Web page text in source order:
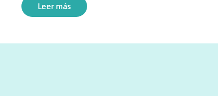
Leer más